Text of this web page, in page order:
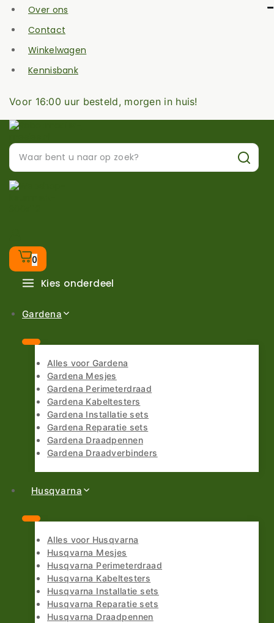
Over ons
Contact
Winkelwagen
Kennisbank
Voor 16:00 uur besteld, morgen in huis!
0
Kies onderdeel
Gardena
Alles voor Gardena
Gardena Mesjes
Gardena Perimeterdraad
Gardena Kabeltesters
Gardena Installatie sets
Gardena Reparatie sets
Gardena Draadpennen
Gardena Draadverbinders
Husqvarna
Alles voor Husqvarna
Husqvarna Mesjes
Husqvarna Perimeterdraad
Husqvarna Kabeltesters
Husqvarna Installatie sets
Husqvarna Reparatie sets
Husqvarna Draadpennen